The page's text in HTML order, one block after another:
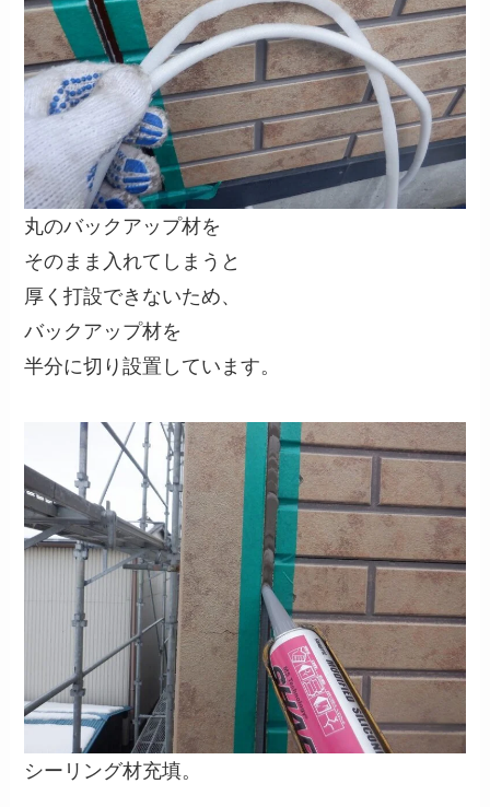
丸のバックアップ材を
そのまま入れてしまうと
厚く打設できないため、
バックアップ材を
半分に切り設置しています。
シーリング材充填。